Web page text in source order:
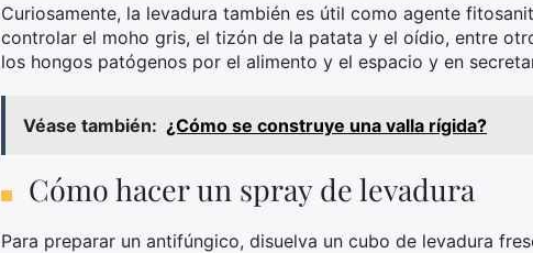
Curiosamente, la levadura también es útil como agente
controlar el moho gris, el tizón de la patata y el oídio, entre
los hongos patógenos por el alimento y el espacio y en
Véase también: ¿Cómo se construye una valla rígida?
Cómo hacer un spray de levadura
Para preparar un antifúngico, disuelva un cubo de levadura